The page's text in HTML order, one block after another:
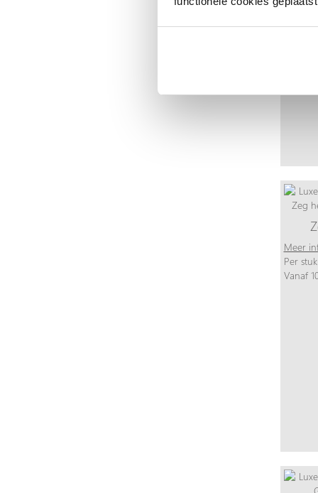
Meer
Per stuk
Vanaf